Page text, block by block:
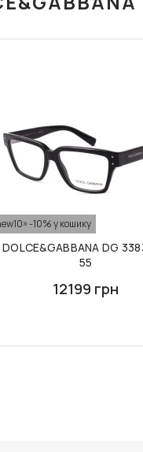
-10% у кошику
DOLCE&GABBANA DG
55
12199 грн